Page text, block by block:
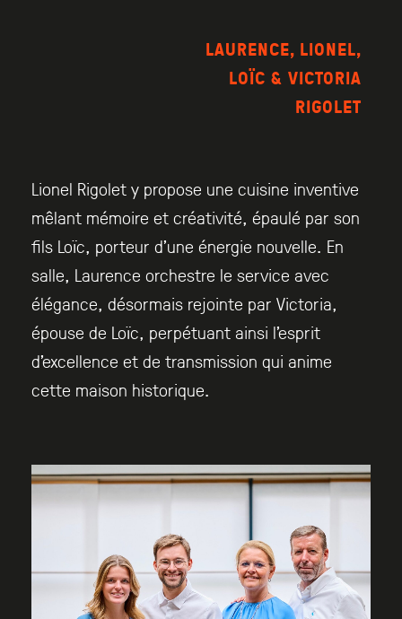
LAURENCE, LIONEL,
LOÏC & VICTORIA
RIGOLET
Lionel Rigolet y propose une cuisine inventive
mêlant mémoire et créativité, épaulé par son
fils Loïc, porteur d’une énergie nouvelle. En
salle, Laurence orchestre le service avec
élégance, désormais rejointe par Victoria,
épouse de Loïc, perpétuant ainsi l’esprit
d’excellence et de transmission qui anime
cette maison historique.